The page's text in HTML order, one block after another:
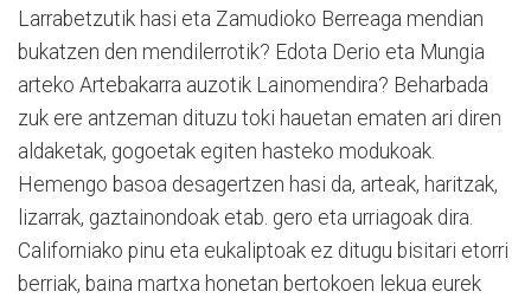
Larrabetzutik hasi eta Zamudioko Berreaga mendian
bukatzen den mendilerrotik? Edota Derio eta Mungia
arteko Artebakarra auzotik Lainomendira? Beharbada
zuk ere antzeman dituzu toki hauetan ematen ari diren
aldaketak, gogoetak egiten hasteko modukoak.
Hemengo basoa desagertzen hasi da, arteak, haritzak,
lizarrak, gaztainondoak etab. gero eta urriagoak dira.
Californiako pinu eta eukaliptoak ez ditugu bisitari etorri
berriak, baina martxa honetan bertokoen lekua eurek